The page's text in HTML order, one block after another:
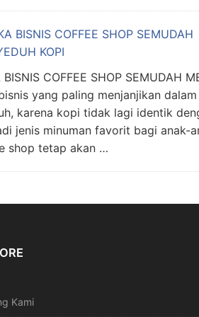
BISNIS COFFEE SHOP SEMUDAH
yang paling menjanjikan
karena kopi tidak lagi identik
jenis minuman favorit bagi anak-
shop tetap akan …
Kami